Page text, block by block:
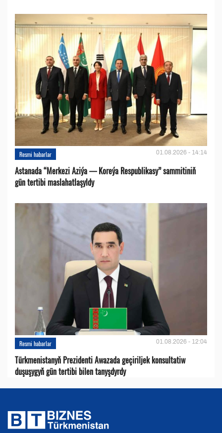
Resmi habarlar 01.08.2026 - 14:14
Astanada “Merkezi Aziýa — Koreýa Respublikasy” sammitiniň
gün tertibi maslahatlaşyldy
Resmi habarlar 01.08.2026 - 12:04
Türkmenistanyň Prezidenti Awazada geçiriljek konsultatiw
duşuşygyň gün tertibi bilen tanyşdyrdy